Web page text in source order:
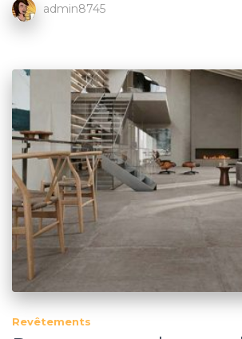
admin8745
Revêtements